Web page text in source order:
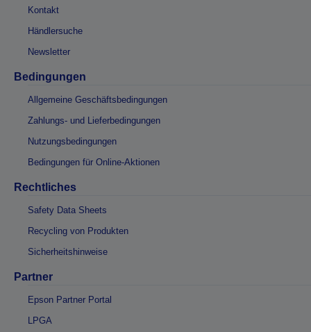
Kontakt
Händlersuche
Newsletter
Bedingungen
Allgemeine Geschäftsbedingungen
Zahlungs- und Lieferbedingungen
Nutzungsbedingungen
Bedingungen für Online-Aktionen
Rechtliches
Safety Data Sheets
Recycling von Produkten
Sicherheitshinweise
Partner
Epson Partner Portal
LPGA